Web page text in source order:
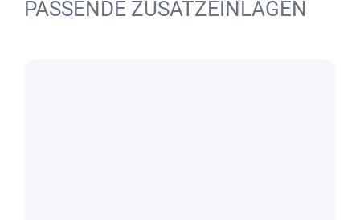
PASSENDE ZUSATZEINLAGEN